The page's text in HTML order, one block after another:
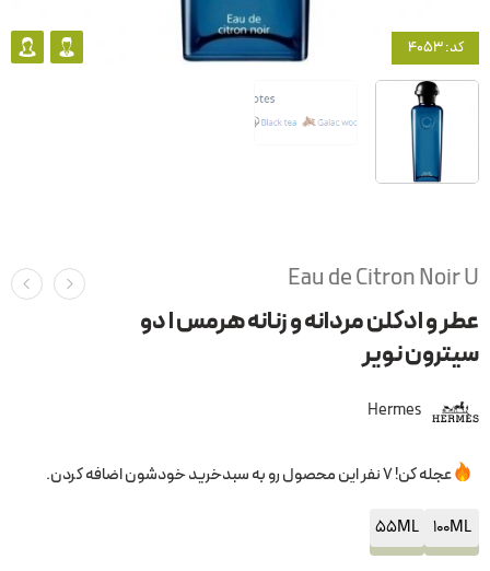
کد: 4053
Eau de Citron Noir U
عطر و ادکلن مردانه و زنانه هرمس ا دو
سیترون نویر
Hermes
عجله کن! 7 نفر این محصول رو به سبدخرید خودشون اضافه کردن.
100ML
55ML